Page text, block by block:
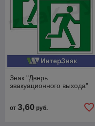
Знак "Дверь
эвакуационного выхода"
от 3,60 руб.